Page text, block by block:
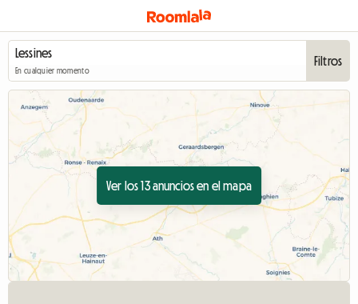
En cualquier momento
Filtros
Ver los 13 anuncios en el mapa